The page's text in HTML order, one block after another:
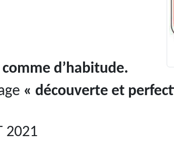
d’habitude.
« découverte et
2021